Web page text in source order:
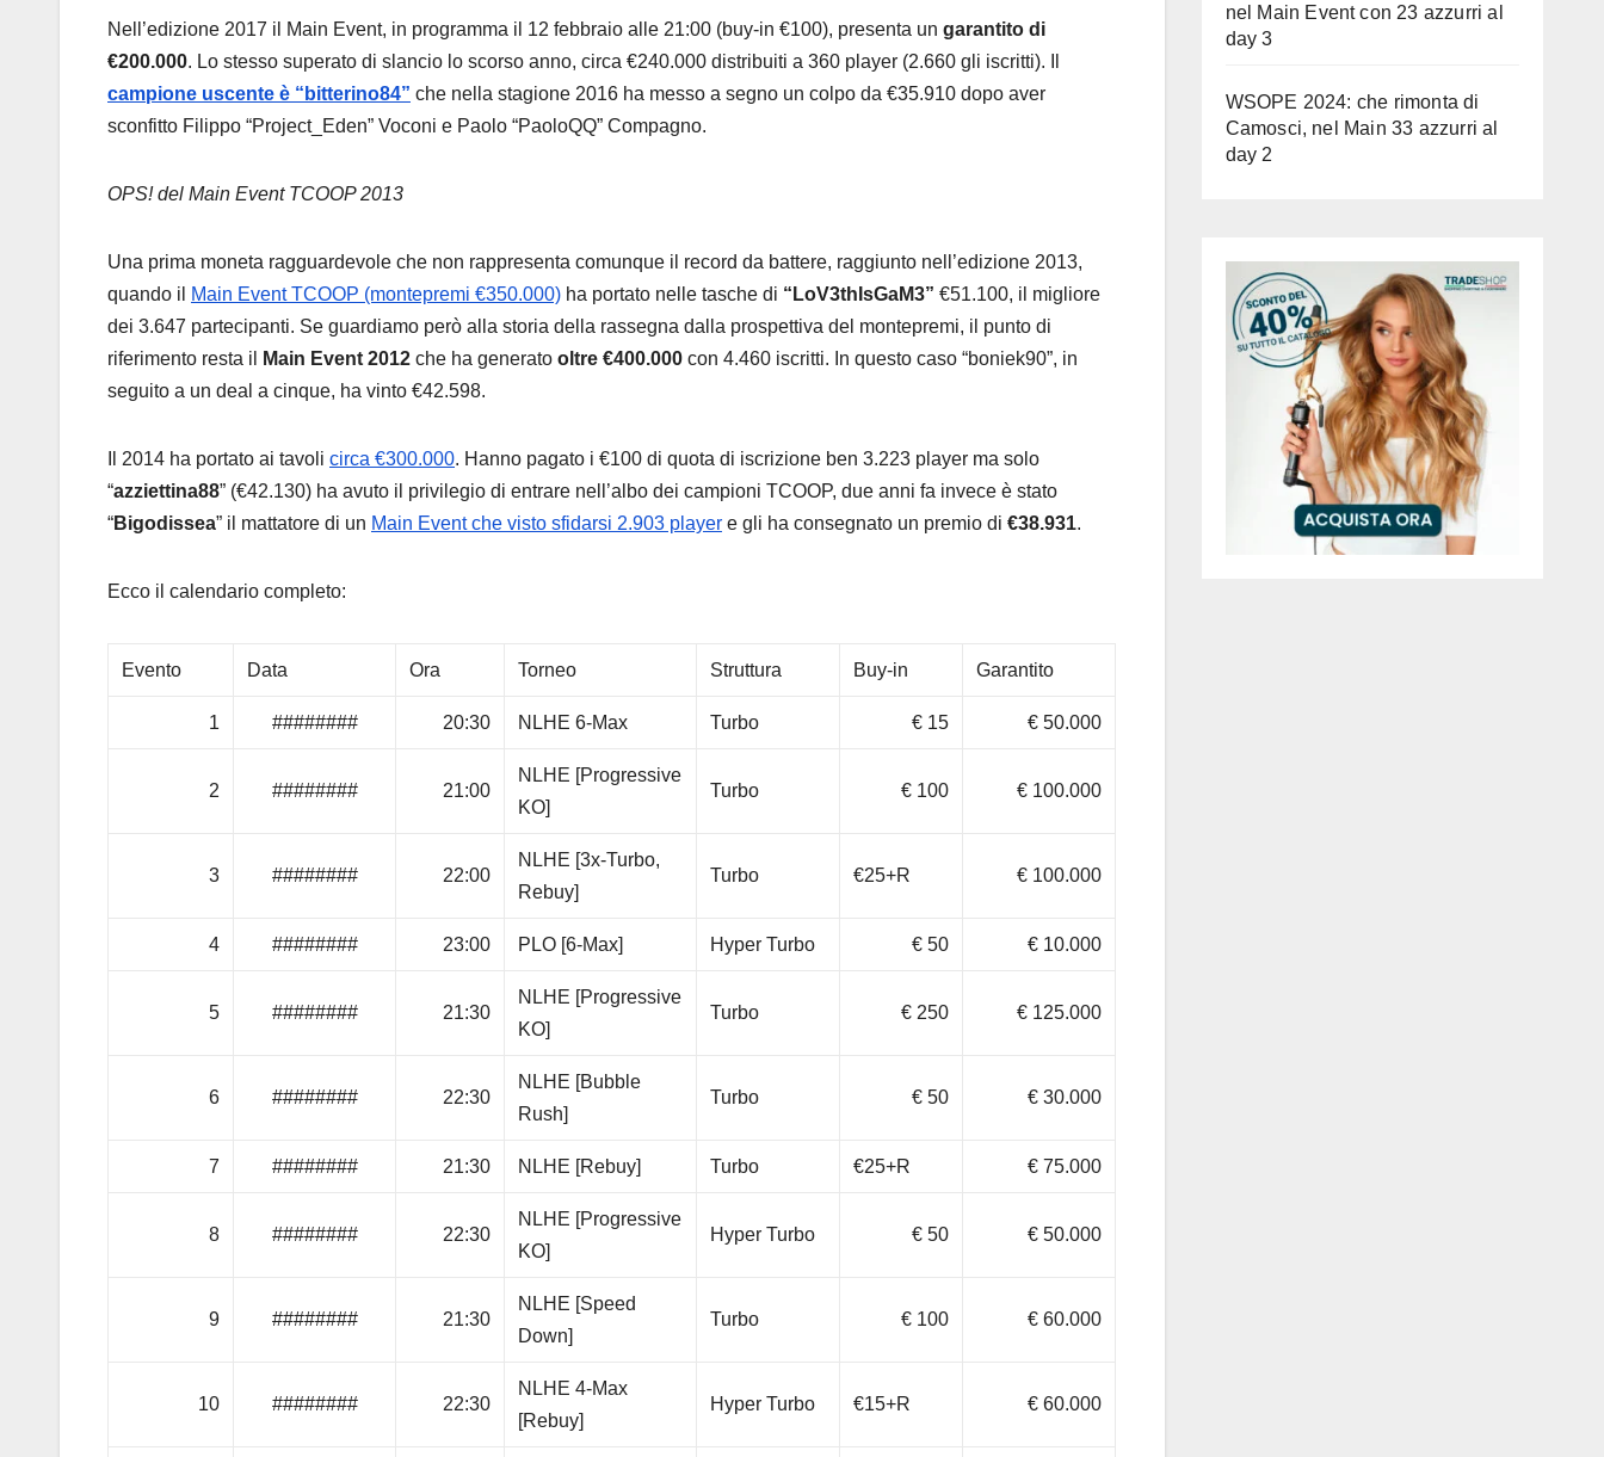
Nell’edizione 2017 il Main Event, in programma il 12 febbraio alle 21:00 (buy-in €100), presenta un garantito di
€200.000. Lo stesso superato di slancio lo scorso anno, circa €240.000 distribuiti a 360 player (2.660 gli iscritti). Il
campione uscente è “bitterino84” che nella stagione 2016 ha messo a segno un colpo da €35.910 dopo aver
sconfitto Filippo “Project_Eden” Voconi e Paolo “PaoloQQ” Compagno.
OPS! del Main Event TCOOP 2013
Una prima moneta ragguardevole che non rappresenta comunque il record da battere, raggiunto nell’edizione 2013,
quando il
Main Event TCOOP (montepremi €350.000) ha portato nelle tasche di “LoV3thIsGaM3” €51.100, il migliore
dei 3.647 partecipanti. Se guardiamo però alla storia della rassegna dalla prospettiva del montepremi, il punto di
riferimento resta il
Main Event 2012 che ha generato oltre €400.000 con 4.460 iscritti. In questo caso “boniek90”, in
seguito a un deal a cinque, ha vinto €42.598.
Il 2014 ha portato ai tavoli circa €300.000. Hanno pagato i €100 di quota di iscrizione ben 3.223 player ma solo
“azziettina88” (€42.130) ha avuto il privilegio di entrare nell’albo dei campioni TCOOP, due anni fa invece è stato
“Bigodissea” il mattatore di un Main Event che visto sfidarsi 2.903 player e gli ha consegnato un premio di €38.931.
Ecco il calendario completo:
Evento Data Ora Torneo Struttura Buy-in Garantito
1 ######## 20:30 NLHE 6-Max Turbo € 15 € 50.000
2 ######## 21:00
NLHE [Progressive
KO]
Turbo € 100 € 100.000
3 ######## 22:00
NLHE [3x-Turbo,
Rebuy]
Turbo €25+R € 100.000
4 ######## 23:00 PLO [6-Max] Hyper Turbo € 50 € 10.000
5 ######## 21:30
NLHE [Progressive
KO]
Turbo € 250 € 125.000
6 ######## 22:30
NLHE [Bubble
Rush]
Turbo € 50 € 30.000
7 ######## 21:30 NLHE [Rebuy] Turbo €25+R € 75.000
8 ######## 22:30
NLHE [Progressive
KO]
Hyper Turbo € 50 € 50.000
9 ######## 21:30
NLHE [Speed
Down]
Turbo € 100 € 60.000
10 ######## 22:30
NLHE 4-Max
[Rebuy]
Hyper Turbo €15+R € 60.000
nel Main Event con 23 azzurri al
day 3
WSOPE 2024: che rimonta di
Camosci, nel Main 33 azzurri al
day 2